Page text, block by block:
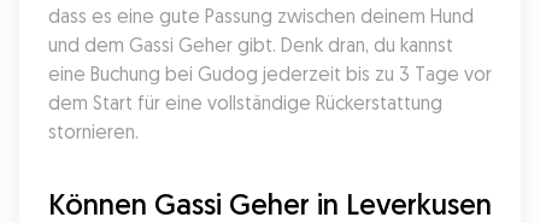
dass es eine gute Passung zwischen deinem Hund
und dem Gassi Geher gibt. Denk dran, du kannst
eine Buchung bei Gudog jederzeit bis zu 3 Tage vor
dem Start für eine vollständige Rückerstattung
stornieren.
Können Gassi Geher in Leverkusen